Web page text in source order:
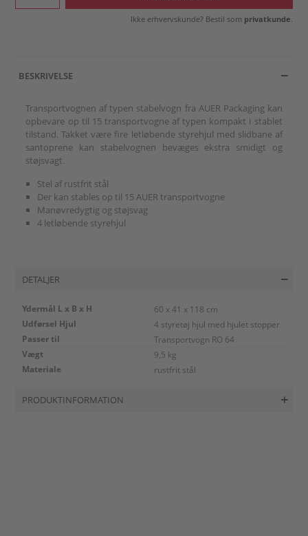
Ikke erhvervskunde? Bestil som privatkunde
BESKRIVELSE
Transportvognen af typen stabelvogn fra AUER Packaging kan
opbevare op til 15 transportvogne af typen kompakt i stablet
tilstand. Takket være fire letløbende styrehjul med slidbane af
santoprene kan stabelvognen bevæges ekstra smidigt og
støjsvagt.
Stel af rustfrit stål
Der kan stables op til 15 AUER transportvogne
Manøvredygtig og støjsvag
4 letløbende styrehjul
DETALJER
Ydermål L x B x H 60 x 41 x 118 cm
Udførsel Hjul 4 styretøj hjul med hjulet stopper
Passer til Transportvogn RO 64
Vægt 9,5 kg
Materiale rustfrit stål
PRODUKTINFORMATION